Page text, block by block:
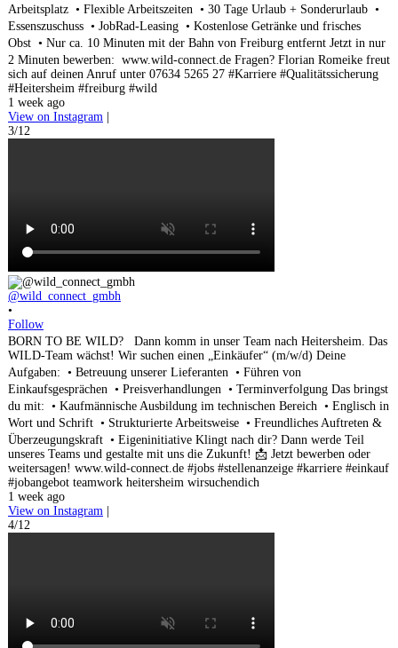
Arbeitsplatz • Flexible Arbeitszeiten • 30 Tage Urlaub + Sonderurlaub •
Essenszuschuss • JobRad-Leasing • Kostenlose Getränke und frisches
Obst • Nur ca. 10 Minuten mit der Bahn von Freiburg entfernt Jetzt in nur
2 Minuten bewerben: www.wild-connect.de Fragen? Florian Romeike freut
sich auf deinen Anruf unter 07634 5265 27 #Karriere #Qualitätssicherung
#Heitersheim #freiburg #wild
1 week ago
View on Instagram |
3/12
@wild_connect_gmbh
•
Follow
BORN TO BE WILD? Dann komm in unser Team nach Heitersheim. Das
WILD-Team wächst! Wir suchen einen „Einkäufer“ (m/w/d) Deine
Aufgaben: • Betreuung unserer Lieferanten • Führen von
Einkaufsgesprächen • Preisverhandlungen • Terminverfolgung Das bringst
du mit: • Kaufmännische Ausbildung im technischen Bereich • Englisch in
Wort und Schrift • Strukturierte Arbeitsweise • Freundliches Auftreten &
Überzeugungskraft • Eigeninitiative Klingt nach dir? Dann werde Teil
unseres Teams und gestalte mit uns die Zukunft! 📩 Jetzt bewerben oder
weitersagen! www.wild-connect.de #jobs #stellenanzeige #karriere #einkauf
#jobangebot teamwork heitersheim wirsuchendich
1 week ago
View on Instagram |
4/12